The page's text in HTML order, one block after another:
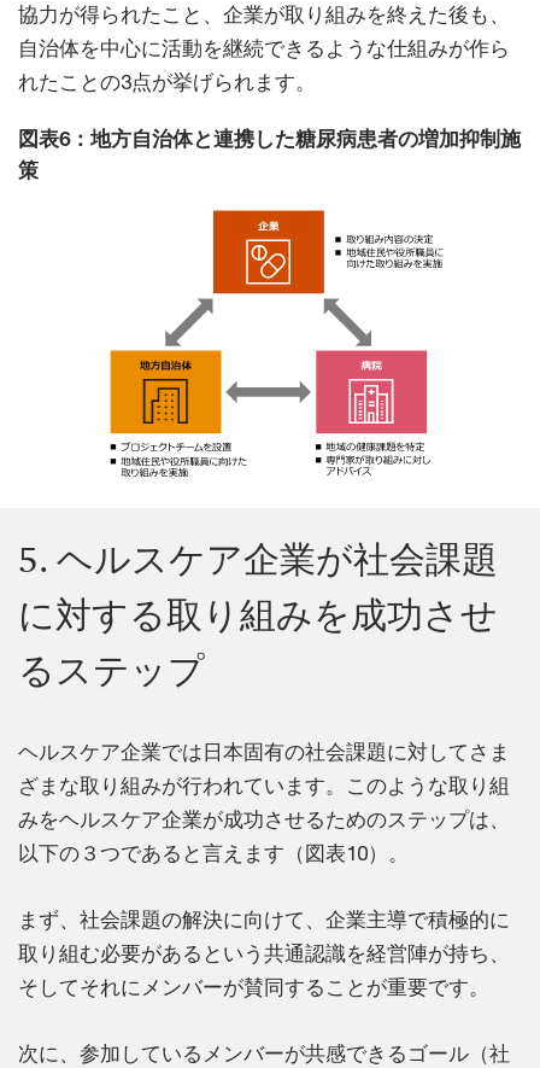
協力が得られたこと、企業が取り組みを終えた後も、
自治体を中心に活動を継続できるような仕組みが作ら
れたことの3点が挙げられます。
図表6：地方自治体と連携した糖尿病患者の増加抑制施
策
5. ヘルスケア企業が社会課題
に対する取り組みを成功させ
るステップ
ヘルスケア企業では日本固有の社会課題に対してさま
ざまな取り組みが行われています。このような取り組
みをヘルスケア企業が成功させるためのステップは、
以下の３つであると言えます（図表10）。
まず、社会課題の解決に向けて、企業主導で積極的に
取り組む必要があるという共通認識を経営陣が持ち、
そしてそれにメンバーが賛同することが重要です。
次に、参加しているメンバーが共感できるゴール（社